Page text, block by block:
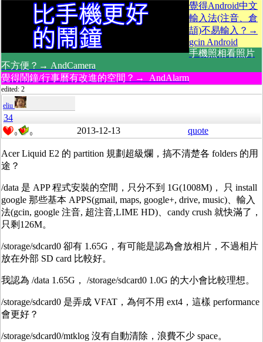
覺得Android中文
輸入法(注音、倉
頡)不易輸入？→
gcin Android
手機照相看照片
不方便？→ AndCamera
覺得鬧鐘/行事曆有改進的空間？→ AndAlarm
edited: 2
eliu
34
0 0 2013-12-13 quote
Acer Liquid E2 的 partition 規劃超級爛，搞不清楚各 folders 的用
途？
/data 是 APP 程式安裝的空間，只分不到 1G(1008M)， 只 install
google 那些基本 APPS(gmail, maps, google+, drive, music)、輸入
法(gcin, google 注音, 超注音,LIME HD)、candy crush 就快滿了，
只剩126M。
/storage/sdcard0 卻有 1.65G，有可能是認為會放相片，不過相片
放在外部 SD card 比較好。
我認為 /data 1.65G， /storage/sdcard0 1.0G 的大小會比較理想。
/storage/sdcard0 是弄成 VFAT，為何不用 ext4，這樣 performance
會更好？
/storage/sdcard0/mtklog 沒有自動清除，浪費不少 space。